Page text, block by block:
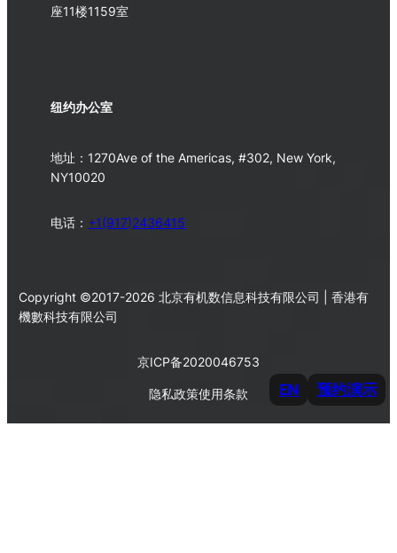
EN 预约演示
座11楼1159室
纽约办公室
地址：1270Ave of the Americas, #302, New York,
NY10020
电话： +1(917)2436415
Copyright ©2017-2026 北京有机数信息科技有限公司 | 香港有
機數科技有限公司
京ICP备2020046753
隐私政策使用条款